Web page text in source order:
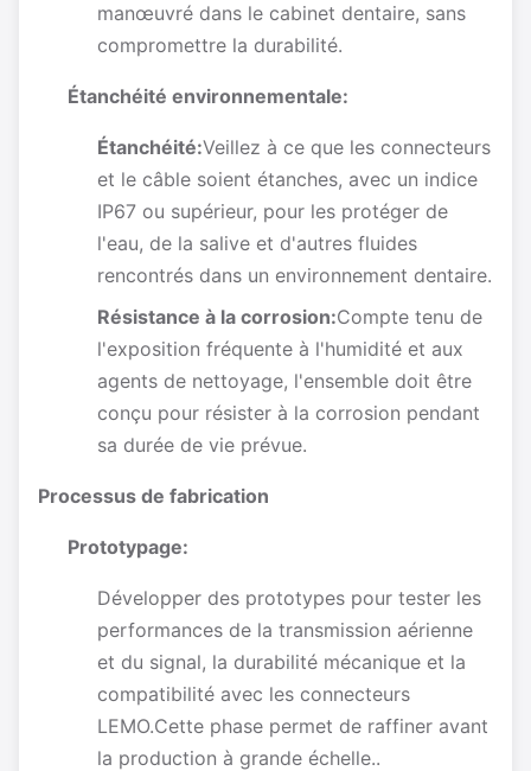
manœuvré dans le cabinet dentaire, sans
compromettre la durabilité.
Étanchéité environnementale:
Étanchéité:Veillez à ce que les connecteurs
et le câble soient étanches, avec un indice
IP67 ou supérieur, pour les protéger de
l'eau, de la salive et d'autres fluides
rencontrés dans un environnement dentaire.
Résistance à la corrosion:Compte tenu de
l'exposition fréquente à l'humidité et aux
agents de nettoyage, l'ensemble doit être
conçu pour résister à la corrosion pendant
sa durée de vie prévue.
Processus de fabrication
Prototypage:
Développer des prototypes pour tester les
performances de la transmission aérienne
et du signal, la durabilité mécanique et la
compatibilité avec les connecteurs
LEMO.Cette phase permet de raffiner avant
la production à grande échelle..